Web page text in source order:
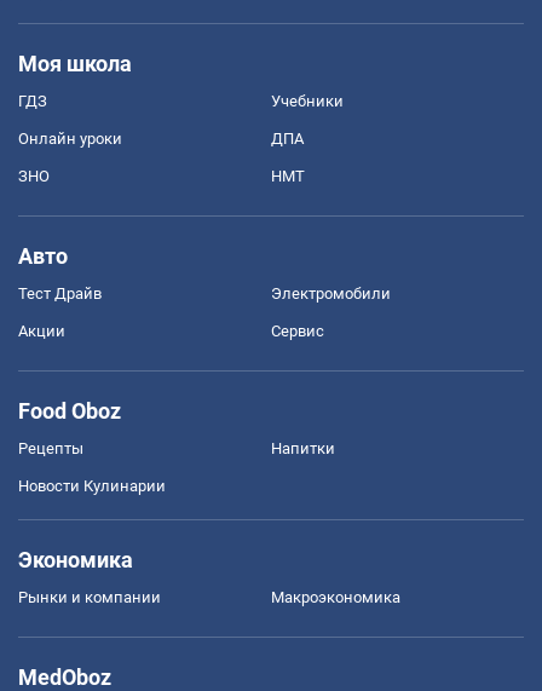
Моя школа
ГДЗ Учебники
Онлайн уроки ДПА
ЗНО НМТ
Авто
Тест Драйв Электромобили
Акции Сервис
Food Oboz
Рецепты Напитки
Новости Кулинарии
Экономика
Рынки и компании Mакроэкономика
MedOboz